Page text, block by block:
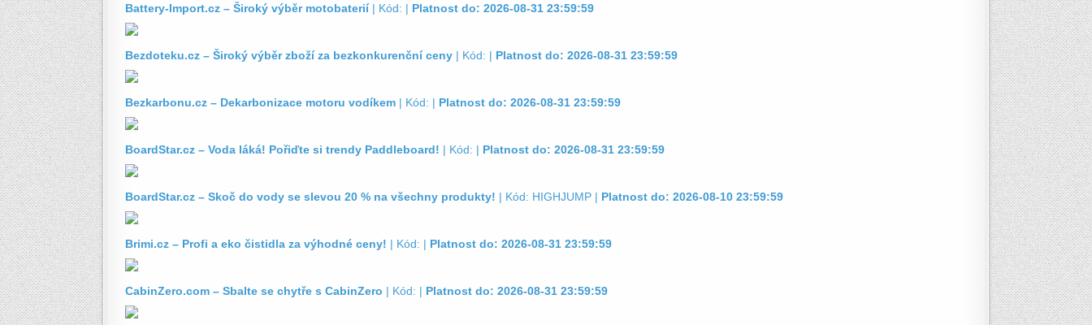
Battery-Import.cz – Široký výběr motobaterií| Kód: | Platnost do: 2026-08-31 23:59:59
Bezdoteku.cz – Široký výběr zboží za bezkonkurenční ceny | Kód: | Platnost do: 2026-08-31 23:59:59
Bezkarbonu.cz – Dekarbonizace motoru vodíkem | Kód: | Platnost do: 2026-08-31 23:59:59
BoardStar.cz – Voda láká! Pořiďte si trendy Paddleboard! | Kód: | Platnost do: 2026-08-31 23:59:59
BoardStar.cz – Skoč do vody se slevou 20 % na všechny produkty! | Kód: HIGHJUMP | Platnost do: 2026-08-10 23:59:59
Brimi.cz – Profi a eko čistidla za výhodné ceny! | Kód: | Platnost do: 2026-08-31 23:59:59
CabinZero.com – Sbalte se chytře s CabinZero | Kód: | Platnost do: 2026-08-31 23:59:59